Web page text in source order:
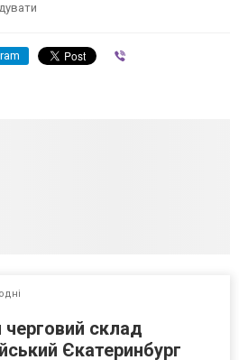
склад
Єкатеринбург